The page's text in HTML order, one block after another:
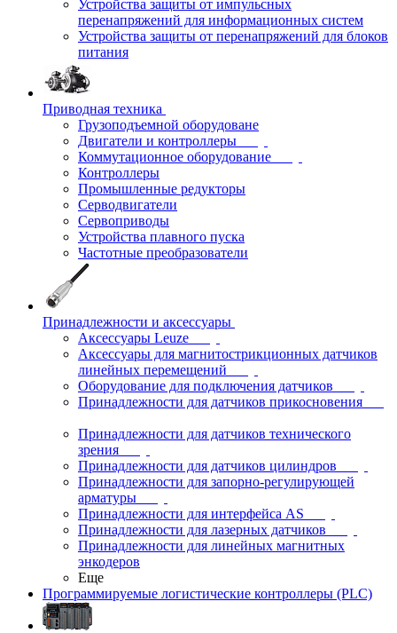
Устройства защиты от импульсных
перенапряжений для информационных систем
Устройства защиты от перенапряжений для блоков
питания
Приводная техника
Грузоподъемной оборудоване
Двигатели и контроллеры
Коммутационное оборудование
Контроллеры
Промышленные редукторы
Серводвигатели
Сервоприводы
Устройства плавного пуска
Частотные преобразователи
Принадлежности и аксессуары
Аксессуары Leuze
Аксессуары для магнитострикционных датчиков
линейных перемещений
Оборудование для подключения датчиков
Принадлежности для датчиков прикосновения
Принадлежности для датчиков технического
зрения
Принадлежности для датчиков цилиндров
Принадлежности для запорно-регулирующей
арматуры
Принадлежности для интерфейса AS
Принадлежности для лазерных датчиков
Принадлежности для линейных магнитных
энкодеров
Еще
Программируемые логистические контроллеры (PLC)